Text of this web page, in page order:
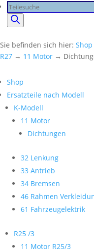
Products
search
Sie befinden sich hier: Shop
R27 → 11 Motor →
Shop
Ersatzteile nach Modell
K-Modell
11 Motor
Dichtungen
32 Lenkung
33 Antrieb
34 Bremsen
46 Rahmen
61 Fahrzeugelektrik
R25 /3
11 Motor R25/3